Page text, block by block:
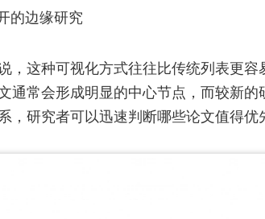
的边缘研究
，这种可视化方式往往比传统列表更容
通常会形成明显的中心节点，而较新的
研究者可以迅速判断哪些论文值得优